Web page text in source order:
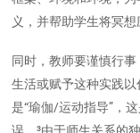
义，并帮助学生将冥想
同时，教师要谨慎行
生活或赋予这种实践
是“瑜伽/运动指导”，
误。³由于师生关系的